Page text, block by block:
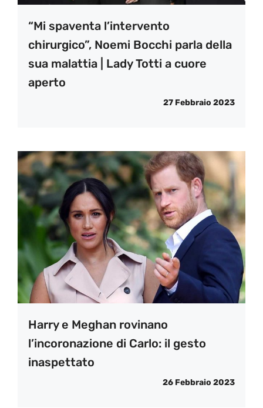
“Mi spaventa l’intervento
chirurgico”, Noemi Bocchi parla della
sua malattia | Lady Totti a cuore
aperto
27 Febbraio 2023
Harry e Meghan rovinano
l’incoronazione di Carlo: il gesto
inaspettato
26 Febbraio 2023